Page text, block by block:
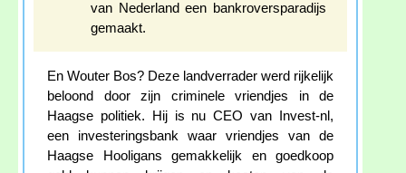
van Nederland een bankroversparadijs
gemaakt.
En Wouter Bos? Deze landverrader werd rijkelijk
beloond door zijn criminele vriendjes in de
Haagse politiek. Hij is nu CEO van Invest-nl,
een investeringsbank waar vriendjes van de
Haagse Hooligans gemakkelijk en goedkoop